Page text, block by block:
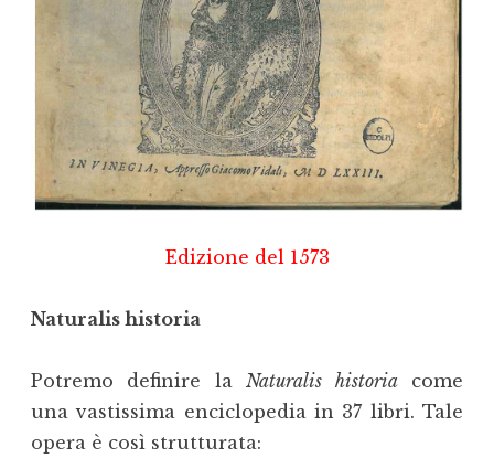
Edizione del 1573
Naturalis historia
Potremo definire la Naturalis historiacome
una vastissima enciclopedia in 37 libri. Tale
opera è così strutturata: